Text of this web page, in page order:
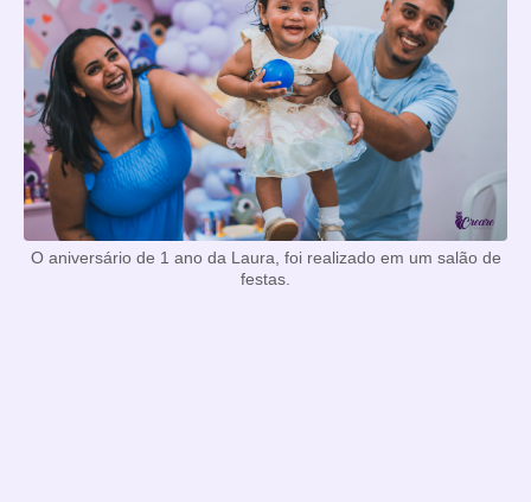
O aniversário de 1 ano da Laura, foi realizado em um salão de
festas.